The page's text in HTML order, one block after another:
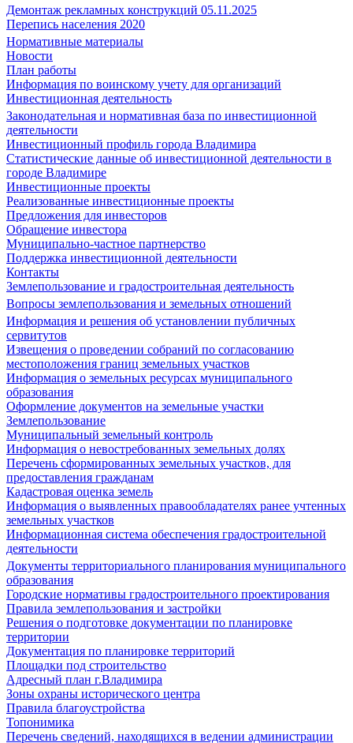
Демонтаж рекламных конструкций 05.11.2025
Перепись населения 2020
Нормативные материалы
Новости
План работы
Информация по воинскому учету для организаций
Инвестиционная деятельность
Законодательная и нормативная база по инвестиционной
деятельности
Инвестиционный профиль города Владимира
Статистические данные об инвестиционной деятельности в
городе Владимире
Инвестиционные проекты
Реализованные инвестиционные проекты
Предложения для инвесторов
Обращение инвестора
Муниципально-частное партнерство
Поддержка инвестиционной деятельности
Контакты
Землепользование и градостроительная деятельность
Вопросы землепользования и земельных отношений
Информация и решения об установлении публичных
сервитутов
Извещения о проведении собраний по согласованию
местоположения границ земельных участков
Информация о земельных ресурсах муниципального
образования
Оформление документов на земельные участки
Землепользование
Муниципальный земельный контроль
Информация о невостребованных земельных долях
Перечень сформированных земельных участков, для
предоставления гражданам
Кадастровая оценка земель
Информация о выявленных правообладателях ранее учтенных
земельных участков
Информационная система обеспечения градостроительной
деятельности
Документы территориального планирования муниципального
образования
Городские нормативы градостроительного проектирования
Правила землепользования и застройки
Решения о подготовке документации по планировке
территории
Документация по планировке территорий
Площадки под строительство
Адресный план г.Владимира
Зоны охраны исторического центра
Правила благоустройства
Топонимика
Перечень сведений, находящихся в ведении администрации